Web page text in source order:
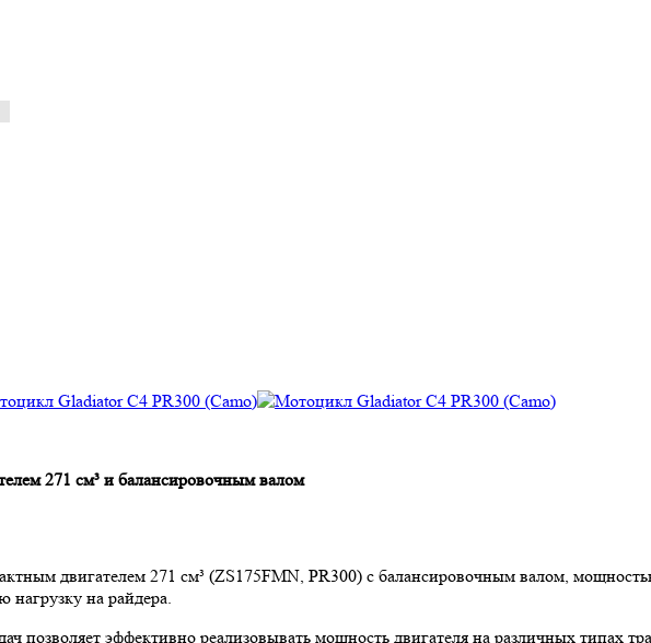
271 см³ и балансировочным валом
двигателем 271 см³ (ZS175FMN, PR300) с балансировочным валом,
на райдера.
позволяет эффективно реализовывать мощность двигателя на различных типах